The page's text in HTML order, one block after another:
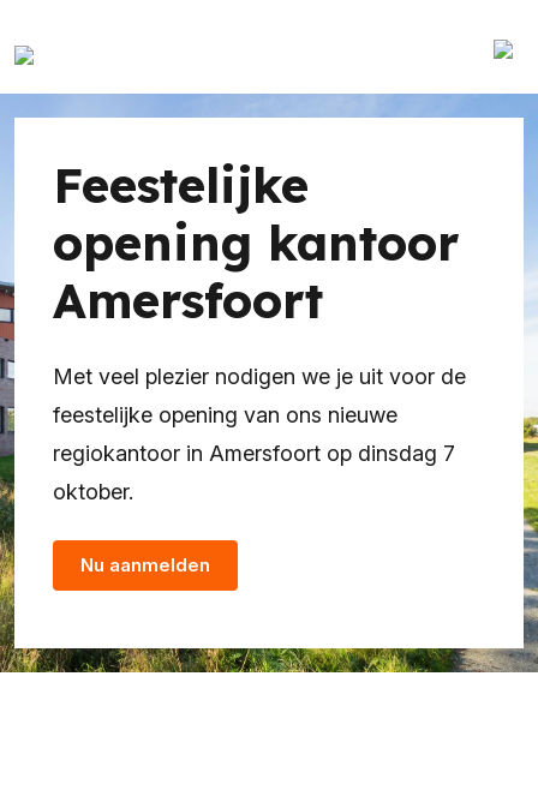
Feestelijke
opening kantoor
Amersfoort
Met veel plezier nodigen we je uit voor de
feestelijke opening van ons nieuwe
regiokantoor in Amersfoort op dinsdag 7
oktober.
Nu aanmelden